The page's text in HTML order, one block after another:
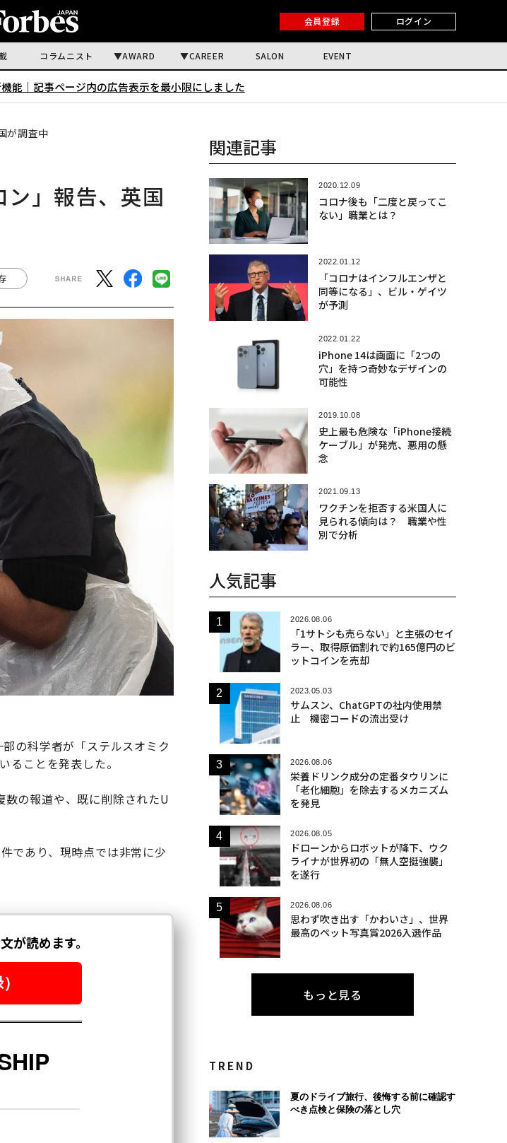
会員登録 ログイン
コラムニスト AWARD CAREER SALON EVENT
能｜ 記事ページ内の広告表示を最小限にしました
が調査中
」報告、英国
の科学者が「ステルスオミク
ることを発表した。
の報道や、既に削除されたU
であり、現時点では非常に少
関連記事
2020.12.09
コロナ後も「二度と戻ってこ
ない」職業とは？
2022.01.12
「コロナはインフルエンザと
同等になる」、ビル・ゲイツ
が予測
2022.01.22
iPhone 14は画面に「2つの
穴」を持つ奇妙なデザインの
可能性
2019.10.08
史上最も危険な「iPhone接続
ケーブル」が発売、悪用の懸
念
2021.09.13
ワクチンを拒否する米国人に
見られる傾向は？ 職業や性
別で分析
人気記事
2026.08.06
「1サトシも売らない」と主張のセイ
ラー、取得原価割れで約165億円のビ
ットコインを売却
2023.05.03
サムスン、ChatGPTの社内使用禁
止 機密コードの流出受け
2026.08.06
栄養ドリンク成分の定番タウリンに
「老化細胞」を除去するメカニズム
を発見
2026.08.05
ドローンからロボットが降下、ウク
ライナが世界初の「無人空挺強襲」
を遂行
2026.08.06
思わず吹き出す「かわいさ」、世界
最高のペット写真賞2026入選作品
もっと見る
TREND
夏のドライブ旅行、後悔する前に確認す
べき点検と保険の落とし穴